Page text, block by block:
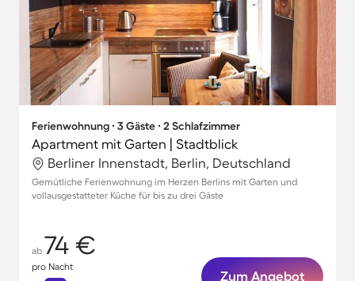
Ferienwohnung ∙ 3 Gäste ∙ 2 Schlafzimmer
Apartment mit Garten | Stadtblick
Berliner Innenstadt, Berlin, Deutschland
Gemütliche Ferienwohnung im Herzen Berlins mit Garten und
vollausgestatteter Küche für bis zu drei Gäste
ab 74 €
pro Nacht
Zum Angebot